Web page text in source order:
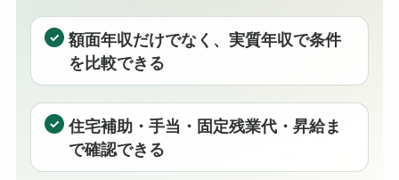
額面年収だけでなく、実質年収で条件
を比較できる
住宅補助・手当・固定残業代・昇給ま
で確認できる